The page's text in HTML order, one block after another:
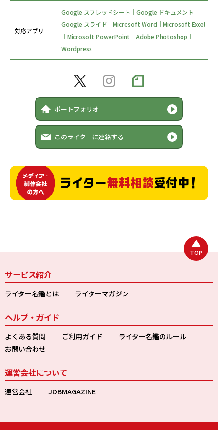
対応アプリ
Google スプレッドシート｜Google ドキュメント｜
Google スライド｜Microsoft Word｜Microsoft Excel
｜Microsoft PowerPoint｜Adobe Photoshop｜
Wordpress
ポートフォリオ
このライターに連絡する
TOP
サービス紹介
ライター名鑑とは ライターマガジン
ヘルプ・ガイド
よくある質問 ご利用ガイド
ライター名鑑のルール
お問い合わせ
運営会社について
運営会社 JOBMAGAZINE